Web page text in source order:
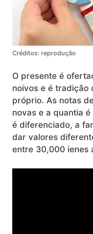
Créditos: reprodução
O presente é
noivos e é tradição
próprio. As notas
novas e a quantia
é diferenciado, a
dar valores
entre 30,000 ienes